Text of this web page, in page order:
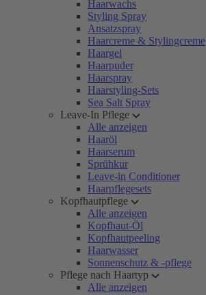
Haarwachs
Styling Spray
Ansatzspray
Haarcreme & Stylingcreme
Haargel
Haarpuder
Haarspray
Haarstyling-Sets
Sea Salt Spray
Leave-In Pflege
Alle anzeigen
Haaröl
Haarserum
Sprühkur
Leave-in Conditioner
Haarpflegesets
Kopfhautpflege
Alle anzeigen
Kopfhaut-Öl
Kopfhautpeeling
Haarwasser
Sonnenschutz & -pflege
Pflege nach Haartyp
Alle anzeigen